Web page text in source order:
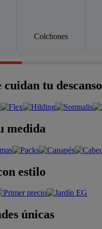
Colchones
tu descanso
medida
estilo
únicas